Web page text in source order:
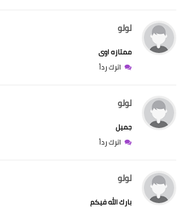
لولو
ممتازه اوى
اترك رداً
لولو
جميل
اترك رداً
لولو
بارك الله فيكم